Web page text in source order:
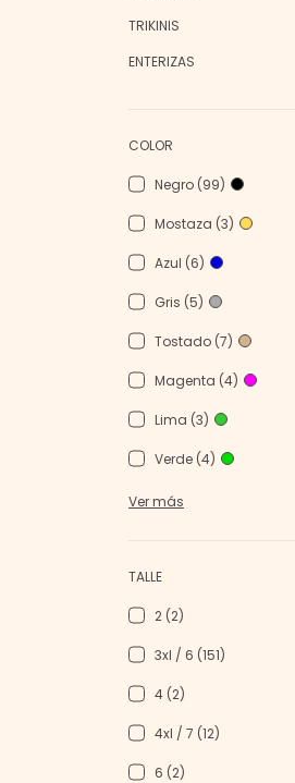
TRIKINIS
ENTERIZAS
COLOR
Negro (99)
Mostaza (3)
Azul (6)
Gris (5)
Tostado (7)
Magenta (4)
Lima (3)
Verde (4)
Ver más
TALLE
2 (2)
3xl / 6 (151)
4 (2)
4xl / 7 (12)
6 (2)